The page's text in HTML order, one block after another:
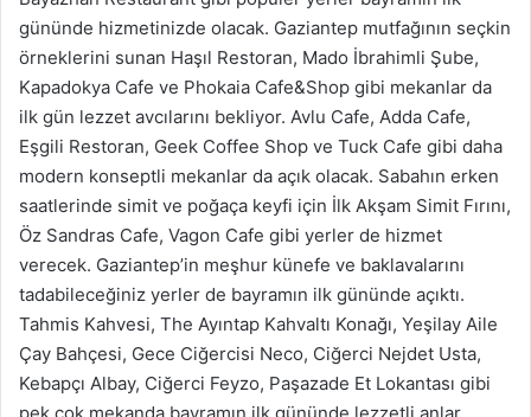
gününde hizmetinizde olacak. Gaziantep mutfağının seçkin
örneklerini sunan Haşıl Restoran, Mado İbrahimli Şube,
Kapadokya Cafe ve Phokaia Cafe&Shop gibi mekanlar da
ilk gün lezzet avcılarını bekliyor. Avlu Cafe, Adda Cafe,
Eşgili Restoran, Geek Coffee Shop ve Tuck Cafe gibi daha
modern konseptli mekanlar da açık olacak. Sabahın erken
saatlerinde simit ve poğaça keyfi için İlk Akşam Simit Fırını,
Öz Sandras Cafe, Vagon Cafe gibi yerler de hizmet
verecek. Gaziantep’in meşhur künefe ve baklavalarını
tadabileceğiniz yerler de bayramın ilk gününde açıktı.
Tahmis Kahvesi, The Ayıntap Kahvaltı Konağı, Yeşilay Aile
Çay Bahçesi, Gece Ciğercisi Neco, Ciğerci Nejdet Usta,
Kebapçı Albay, Ciğerci Feyzo, Paşazade Et Lokantası gibi